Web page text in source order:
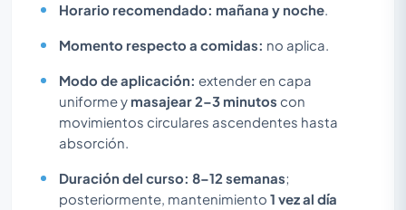
Horario recomendado: mañana y noche
Momento respecto a comidas: no aplica.
Modo de aplicación: extender en capa
uniforme y masajear 2–3 minutos con
movimientos circulares ascendentes hasta
absorción.
Duración del curso: 8–12 semanas;
posteriormente, mantenimiento 1 vez al día